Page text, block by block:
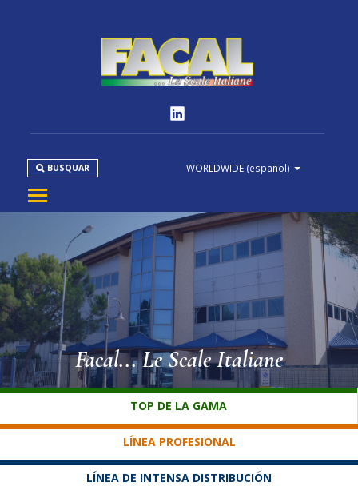
WORLDWIDE (español)
BUSQUAR
EMPRESA
PRODUCTOS
NORMATIVAS
MEDIA
DOWNLOAD
SERVICIO AL CLIENTE
Facal... Le Scale Italiane
TOP DE LA GAMA
LÍNEA PROFESIONAL
LÍNEA DE INTENSA DISTRIBUCIÓN